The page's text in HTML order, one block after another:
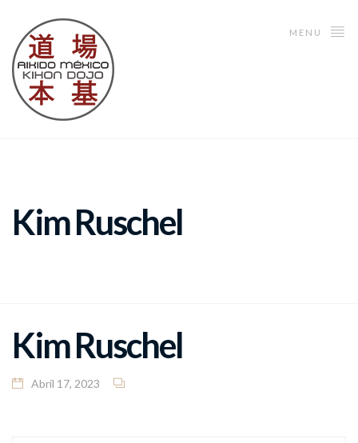
MENU
Kim Ruschel
Kim Ruschel
Abril 17, 2023